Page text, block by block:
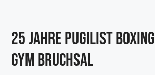
25 Jahre Pugilist Boxing
Gym Bruchsal